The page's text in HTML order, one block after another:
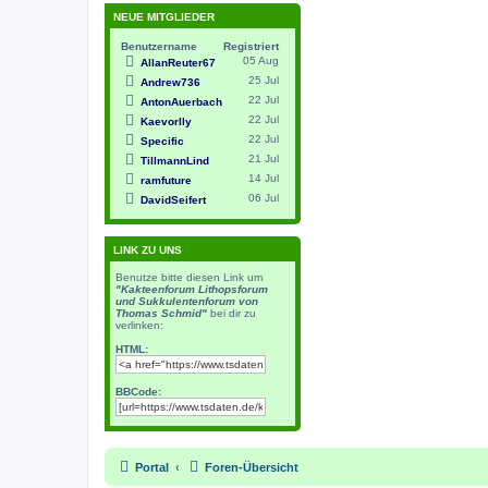
NEUE MITGLIEDER
Benutzername
Registriert
AllanReuter67
05 Aug
Andrew736
25 Jul
AntonAuerbach
22 Jul
Kaevorlly
22 Jul
Specific
22 Jul
TillmannLind
21 Jul
ramfuture
14 Jul
DavidSeifert
06 Jul
LINK ZU UNS
Benutze bitte diesen Link um
"Kakteenforum Lithopsforum
und Sukkulentenforum von
Thomas Schmid" bei dir zu
verlinken:
HTML:
BBCode:
Portal Foren-Übersicht